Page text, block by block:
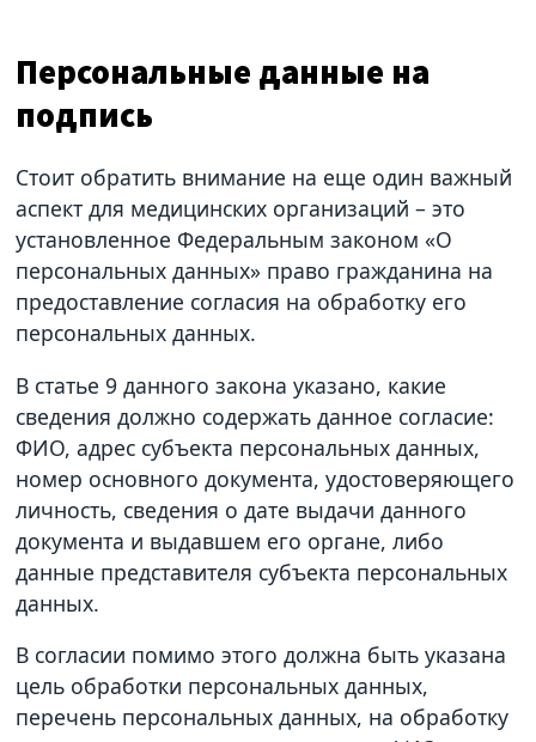
Персональные данные на
подпись
Стоит обратить внимание на еще один важный
аспект для медицинских организаций – это
установленное Федеральным законом «О
персональных данных» право гражданина на
предоставление согласия на обработку его
персональных данных.
В статье 9 данного закона указано, какие
сведения должно содержать данное согласие:
ФИО, адрес субъекта персональных данных,
номер основного документа, удостоверяющего
личность, сведения о дате выдачи данного
документа и выдавшем его органе, либо
данные представителя субъекта персональных
данных.
В согласии помимо этого должна быть указана
цель обработки персональных данных,
перечень персональных данных, на обработку